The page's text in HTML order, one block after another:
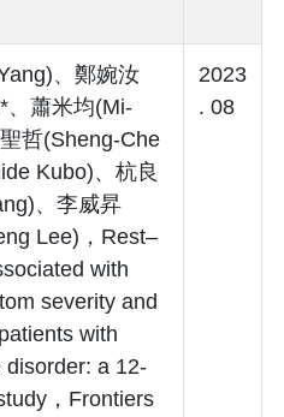
、鄭婉汝
、蕭米均(Mi-
哲(Sheng-Che
Kubo)、杭良
、李威昇
Lee)，Rest–
with
severity and
with
disorder: a 12-
，Frontiers
2023
. 08